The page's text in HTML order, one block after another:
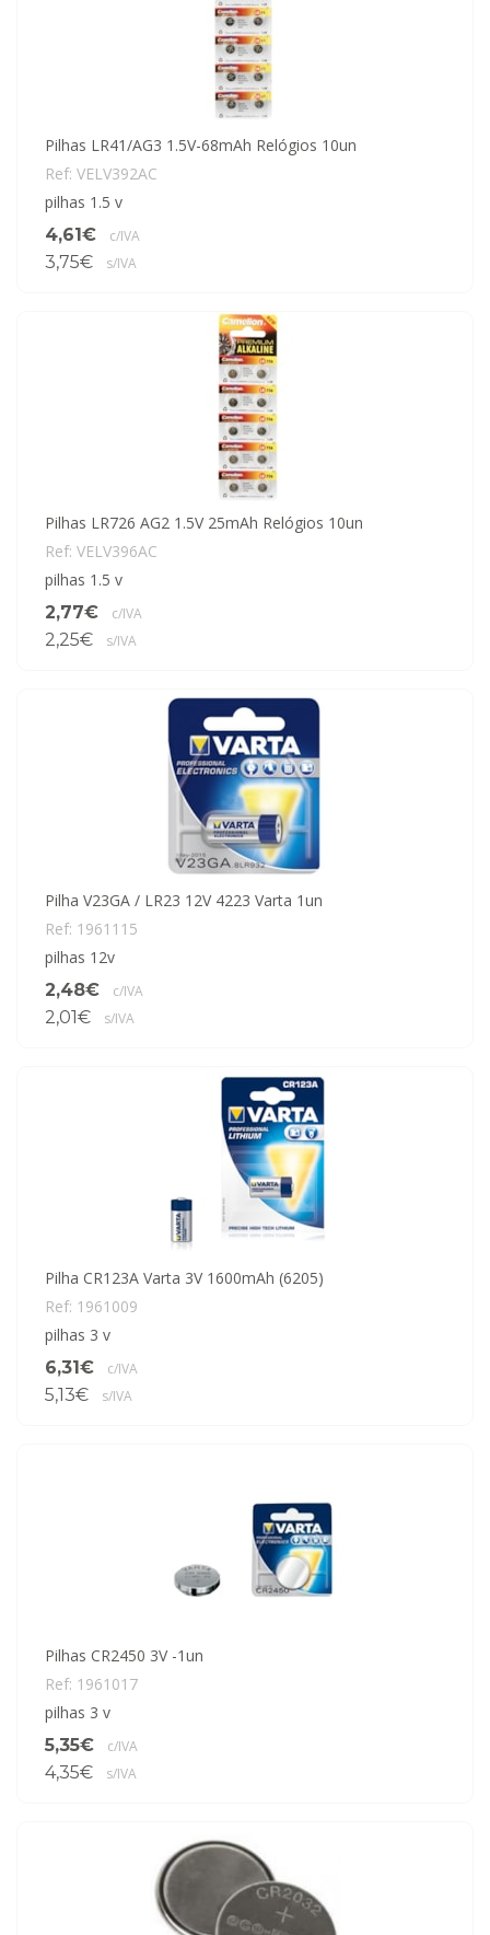
Pilhas LR41/AG3 1.5V-68mAh Relógios 10un
Ref: VELV392AC
pilhas 1.5 v
4,61€
c/IVA
3,75€ s/IVA
Pilhas LR726 AG2 1.5V 25mAh Relógios 10un
Ref: VELV396AC
pilhas 1.5 v
2,77€
c/IVA
2,25€ s/IVA
Pilha V23GA / LR23 12V 4223 Varta 1un
Ref: 1961115
pilhas 12v
2,48€
c/IVA
2,01€ s/IVA
Pilha CR123A Varta 3V 1600mAh (6205)
Ref: 1961009
pilhas 3 v
6,31€
c/IVA
5,13€ s/IVA
Pilhas CR2450 3V -1un
Ref: 1961017
pilhas 3 v
5,35€
c/IVA
4,35€ s/IVA